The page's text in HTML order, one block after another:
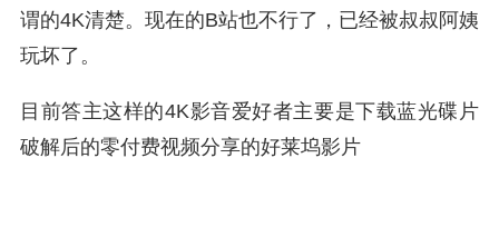
谓的4K清楚。现在的B站也不行了，已经被叔叔阿姨
玩坏了。
目前答主这样的4K影音爱好者主要是下载蓝光碟片
破解后的零付费视频分享的好莱坞影片